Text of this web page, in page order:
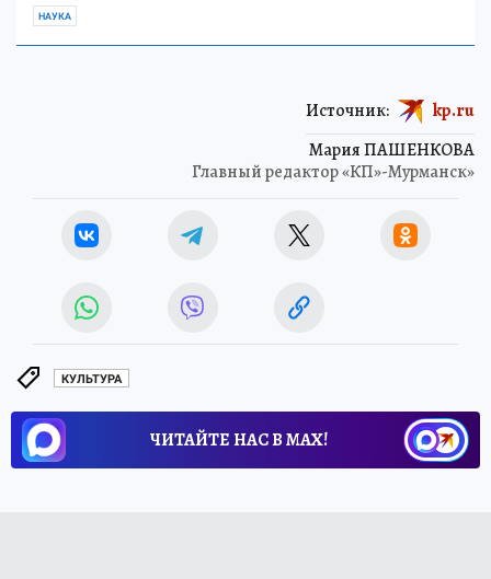
НАУКА
Мария ПАШЕНКОВА
Главный редактор «КП»-Мурманск»
Источник: kp.ru
КУЛЬТУРА
ЧИТАЙТЕ НАС В МАХ!